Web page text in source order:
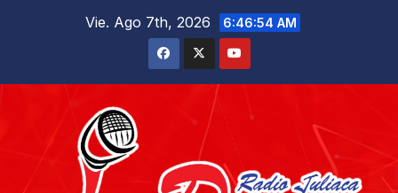
Vie. Ago 7th, 2026 6:46:55 AM